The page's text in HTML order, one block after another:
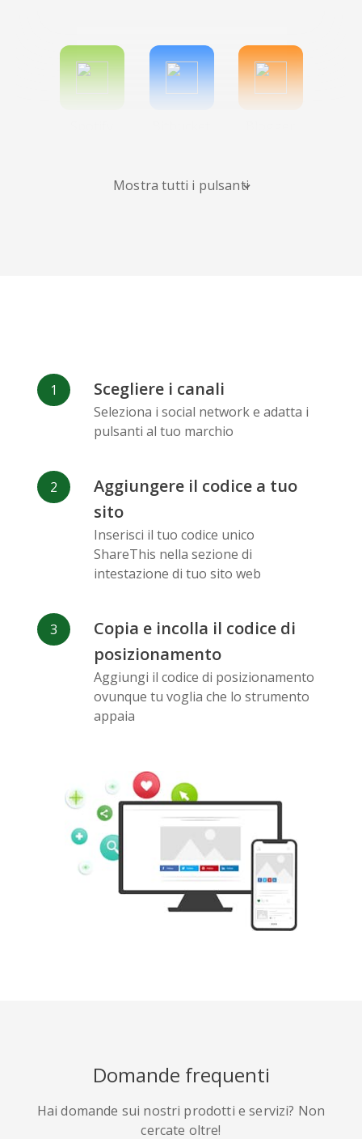
Deviantart Dribbble
Messenger
Flickr Gitlab
Google
Maps
Wechat
Tumblr Yelp Digg
Quora Github Skype
Mostra tutti i pulsanti
Scegliere i canali
Seleziona i social network e adatta i
pulsanti al tuo marchio
Aggiungere il codice a tuo
sito
Inserisci il tuo codice unico
ShareThis nella sezione di
intestazione di tuo sito web
Copia e incolla il codice di
posizionamento
Aggiungi il codice di posizionamento
ovunque tu voglia che lo strumento
appaia
Domande frequenti
Hai domande sui nostri prodotti e servizi? Non
cercate oltre!